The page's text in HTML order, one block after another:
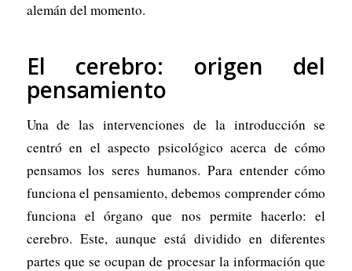
alemán del momento.
El cerebro: origen del
pensamiento
Una de las intervenciones de la introducción se
centró en el aspecto psicológico acerca de cómo
pensamos los seres humanos. Para entender cómo
funciona el pensamiento, debemos comprender cómo
funciona el órgano que nos permite hacerlo: el
cerebro. Este, aunque está dividido en diferentes
partes que se ocupan de procesar la información que